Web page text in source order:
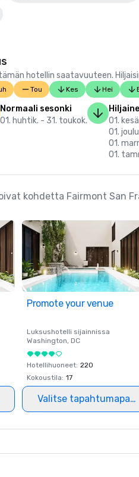
hotellin saatavuuteen.
Tou Kes Hei
Normaali sesonki
01. huhtik. - 31. toukok.
01.
01.
01.
01.
kohdetta Fairmont San
Promote your venue
Luksushotelli sijainnissa
Washington, DC
Hotellihuoneet: 220
Kokoustila: 17
Valitse